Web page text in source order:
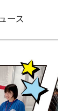
ース